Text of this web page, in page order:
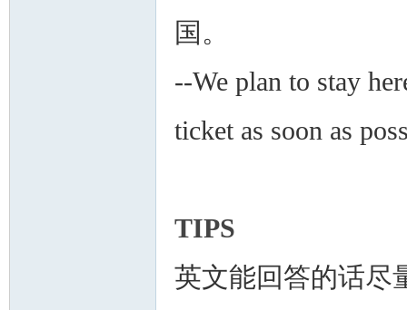
国。
--We plan to stay
ticket as soon as
TIPS
英文能回答的话尽